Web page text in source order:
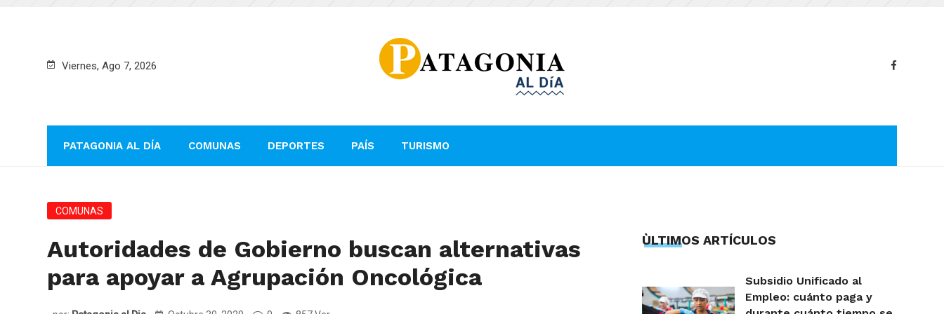
Viernes, Ago 7, 2026
PATAGONIA AL DÍA COMUNAS DEPORTES PAÍS TURISMO
COMUNAS
Autoridades de Gobierno buscan alternativas
para apoyar a Agrupación Oncológica
ÙLTIMOS ARTÍCULOS
Subsidio Unificado al
Empleo: cuánto paga y